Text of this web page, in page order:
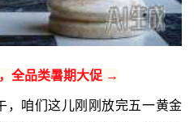
全品类暑期大促 →
，咱们这儿刚刚放完五一黄金